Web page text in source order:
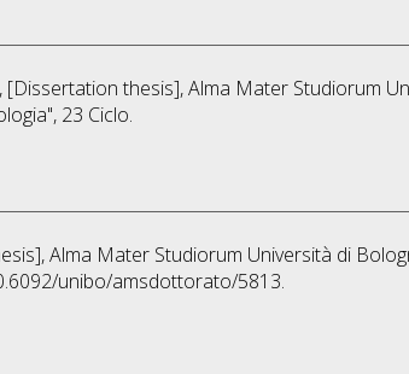
[Dissertation thesis], Alma Mater Studiorum
, 23 Ciclo.
Alma Mater Studiorum Università di
unibo/amsdottorato/5813.